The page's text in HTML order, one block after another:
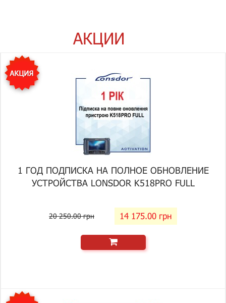
АКЦИИ
1 ГОД ПОДПИСКА НА ПОЛНОЕ ОБНОВЛЕНИЕ
УСТРОЙСТВА LONSDOR K518PRO FULL
20 250.00 грн 14 175.00 грн